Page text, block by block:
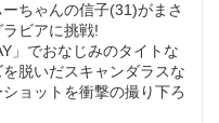
ちゃんの信子(31)がまさ
ビアに挑戦!
」でおなじみのタイトな
脱いだスキャンダラスな
ョットを衝撃の撮り下ろ